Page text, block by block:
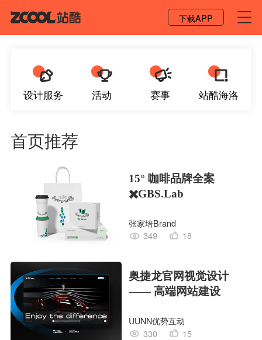
下载APP
设计服务 活动 赛事 站酷海洛
首页推荐
15° 咖啡品牌全案
✖️GBS.Lab
张家培Brand
349
18
奥捷龙官网视觉设计
—— 高端网站建设
UUNN优势互动
330
15